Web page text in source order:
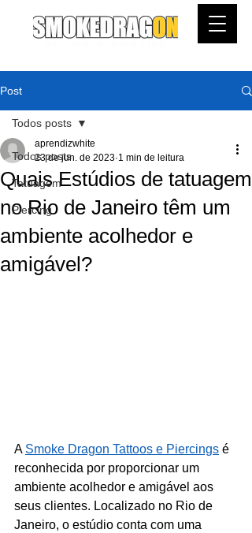
Post
Todos posts
Tatuagem
Piercing
Todos posts
Quais Estúdios de tatuagem
no Rio de Janeiro têm um
ambiente acolhedor e
amigável?
aprendizwhite
23 de jun. de 2023 1 min de leitura
A Smoke Dragon Tattoos e Piercings é
reconhecida por proporcionar um
ambiente acolhedor e amigável aos
seus clientes. Localizado no Rio de
Janeiro, o estúdio conta com uma